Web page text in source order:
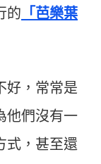
的 「芭樂葉
好，常常是
他們沒有一
式，甚至還